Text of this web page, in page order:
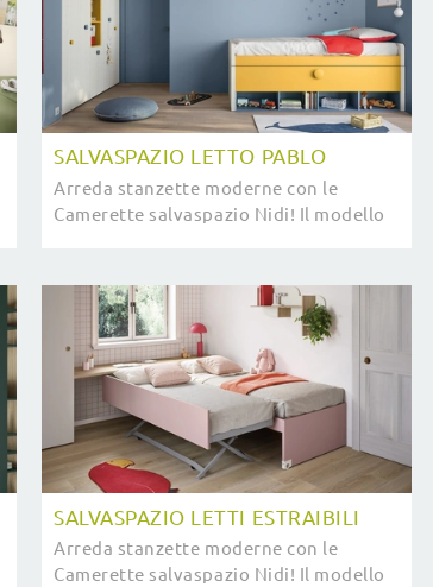
SALVASPAZIO LETTO PABLO
Arreda stanzette moderne con le
Camerette salvaspazio Nidi! Il modello
SALVASPAZIO LETTI ESTRAIBILI
Arreda stanzette moderne con le
Camerette salvaspazio Nidi! Il modello